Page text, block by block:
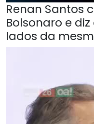
Renan Santos
Bolsonaro e
lados da